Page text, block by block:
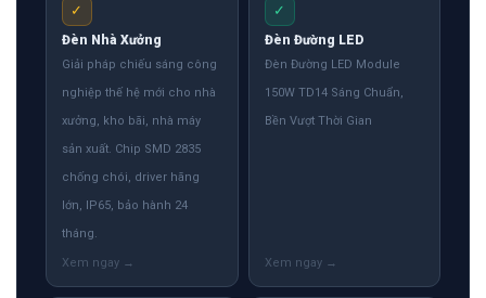
✓
Đèn Nhà Xưởng
Giải pháp chiếu sáng công
nghiệp thế hệ mới cho nhà
xưởng, kho bãi, nhà máy
sản xuất. Chip SMD 2835
chống chói, driver hãng
lớn, IP65, bảo hành 24
tháng.
✓
Đèn Đường LED
Đèn Đường LED Module
150W TD14 Sáng Chuẩn,
Bền Vượt Thời Gian